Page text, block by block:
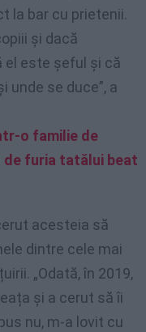
la bar cu prietenii.
și dacă
el este șeful și că
unde se duce”, a
o familie de
furia tatălui beat
acesteia să
dintre cele mai
„Odată, în 2019,
și a cerut să îi
nu, m-a lovit cu